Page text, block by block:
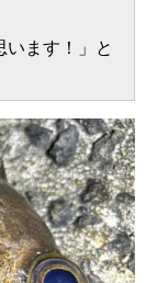
います！」と